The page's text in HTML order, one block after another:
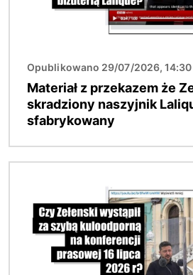
Opublikowano 29/07/2026, 14:30
Materiał z przekazem że
skradziony naszyjnik
sfabrykowany